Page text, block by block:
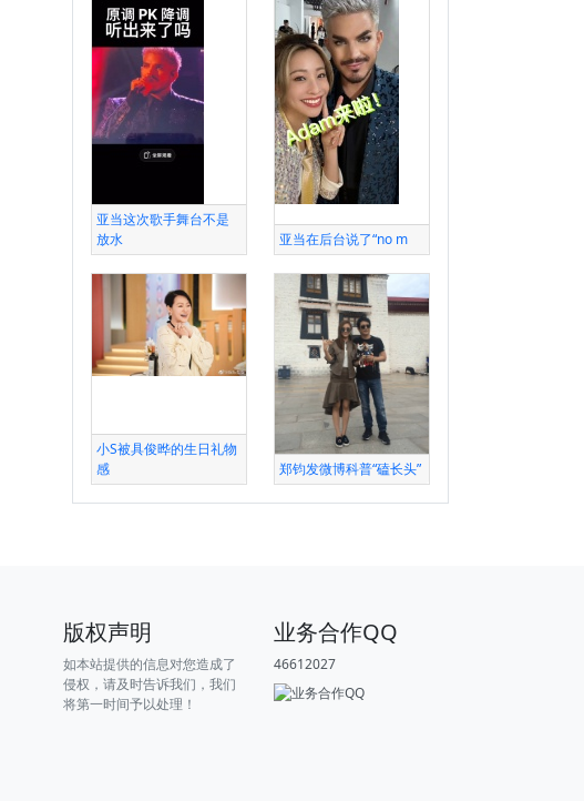
亚当这次歌手舞台不是
放水
亚当在后台说了“no m
小S被具俊晔的生日礼物
感
郑钧发微博科普“磕长头”
版权声明
如本站提供的信息对您造成了
侵权，请及时告诉我们，我们
将第一时间予以处理！
业务合作QQ
46612027